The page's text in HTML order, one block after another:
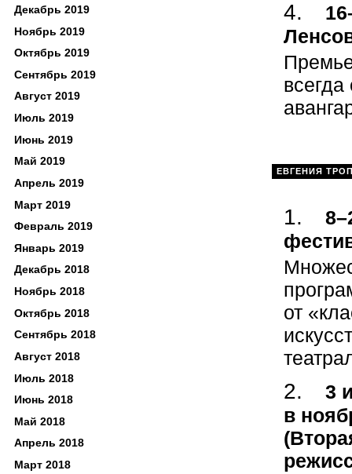
ЕВГЕНИЯ
от
3
в
Декабрь 2019
Ноябрь 2019
Октябрь 2019
Сентябрь 2019
Август 2019
Июль 2019
Июнь 2019
Май 2019
Апрель 2019
Март 2019
Февраль 2019
Январь 2019
Декабрь 2018
Ноябрь 2018
Октябрь 2018
Сентябрь 2018
Август 2018
Июль 2018
Июнь 2018
Май 2018
Апрель 2018
Март 2018